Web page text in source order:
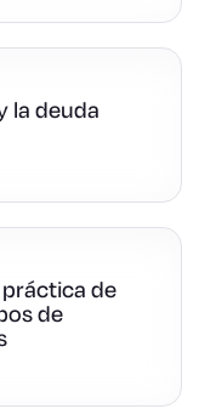
la deuda
de
de